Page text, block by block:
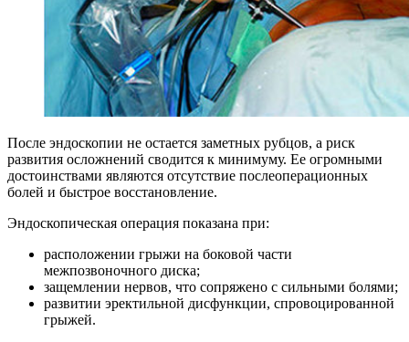
После эндоскопии не остается заметных рубцов, а риск
развития осложнений сводится к минимуму. Ее огромными
достоинствами являются отсутствие послеоперационных
болей и быстрое восстановление.
Эндоскопическая операция показана при:
расположении грыжи на боковой части
межпозвоночного диска;
защемлении нервов, что сопряжено с сильными болями;
развитии эректильной дисфункции, спровоцированной
грыжей.